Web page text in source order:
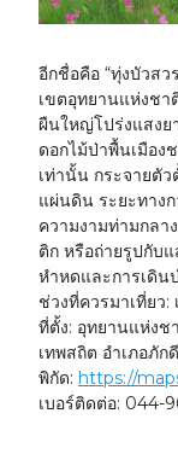
อีกชื่อคือ “ทุ่งบัวส
เขตอุทยานแห่งชา
ผืนใหญ่โปร่งแสงย
ดอกไม้ป่าพื้นเมือง
เท่านั้น กระจายตั
แผ่นดิน ระยะทาง
ความงามท่ามกลา
ติก หรือถ่ายรูปกับ
หำหดและการเดิน
ช่วงที่ควรมาเที่ยว:
ที่ตั้ง: อุทยานแห่งช
เทพสถิต อำเภอภั
พิกัด: https://
เบอร์ติดต่อ: 044-